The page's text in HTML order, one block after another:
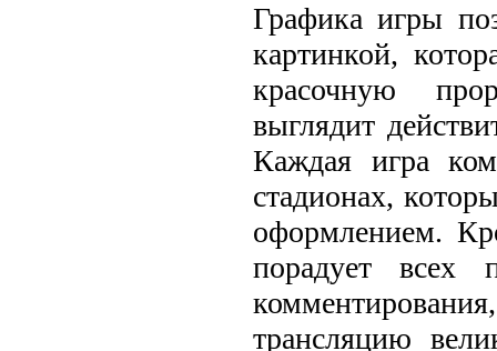
Графика игры
картинкой,
красочную
выглядит
Каждая игра
стадионах,
оформлением.
порадует всех
трансляцию